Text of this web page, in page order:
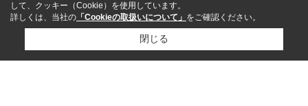
して、クッキー（Cookie）を使用しています。
詳しくは、当社の 「Cookieの取扱いについて」 をご確認ください。
閉じる